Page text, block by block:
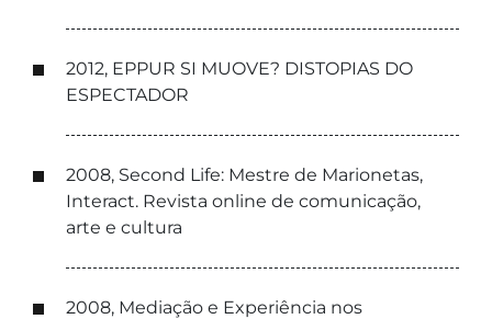
2012, EPPUR SI MUOVE? DISTOPIAS DO
ESPECTADOR
2008, Second Life: Mestre de Marionetas,
Interact. Revista online de comunicação,
arte e cultura
2008, Mediação e Experiência nos